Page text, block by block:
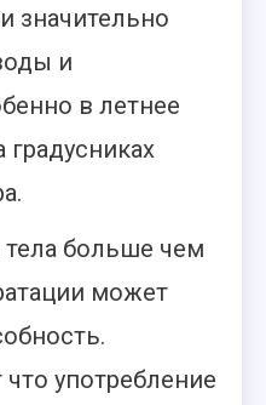
значительно
и
в летнее
градусниках
больше чем
может
употребление